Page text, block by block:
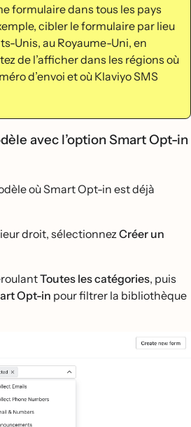
formulaire dans tous les pays
cibler le formulaire par lieu
Unis, au Royaume-Uni, en
de l’afficher dans les régions où
d’envoi et où Klaviyo SMS
avec l’option Smart Opt-in
où Smart Opt-in est déjà
droit, sélectionnezCréer un
Toutes les catégories, puis
Opt-in pour filtrer la bibliothèque